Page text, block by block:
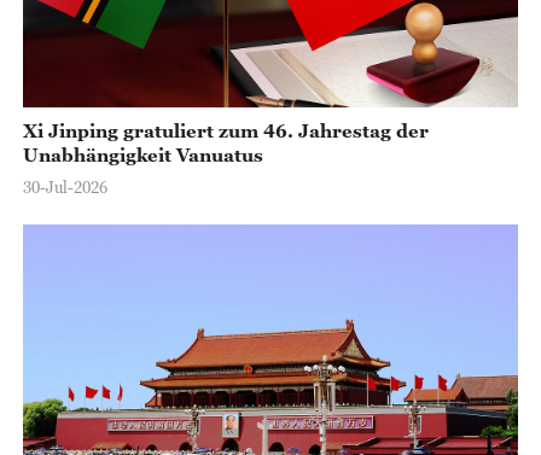
Xi Jinping gratuliert zum 46. Jahrestag der
Unabhängigkeit Vanuatus
30-Jul-2026